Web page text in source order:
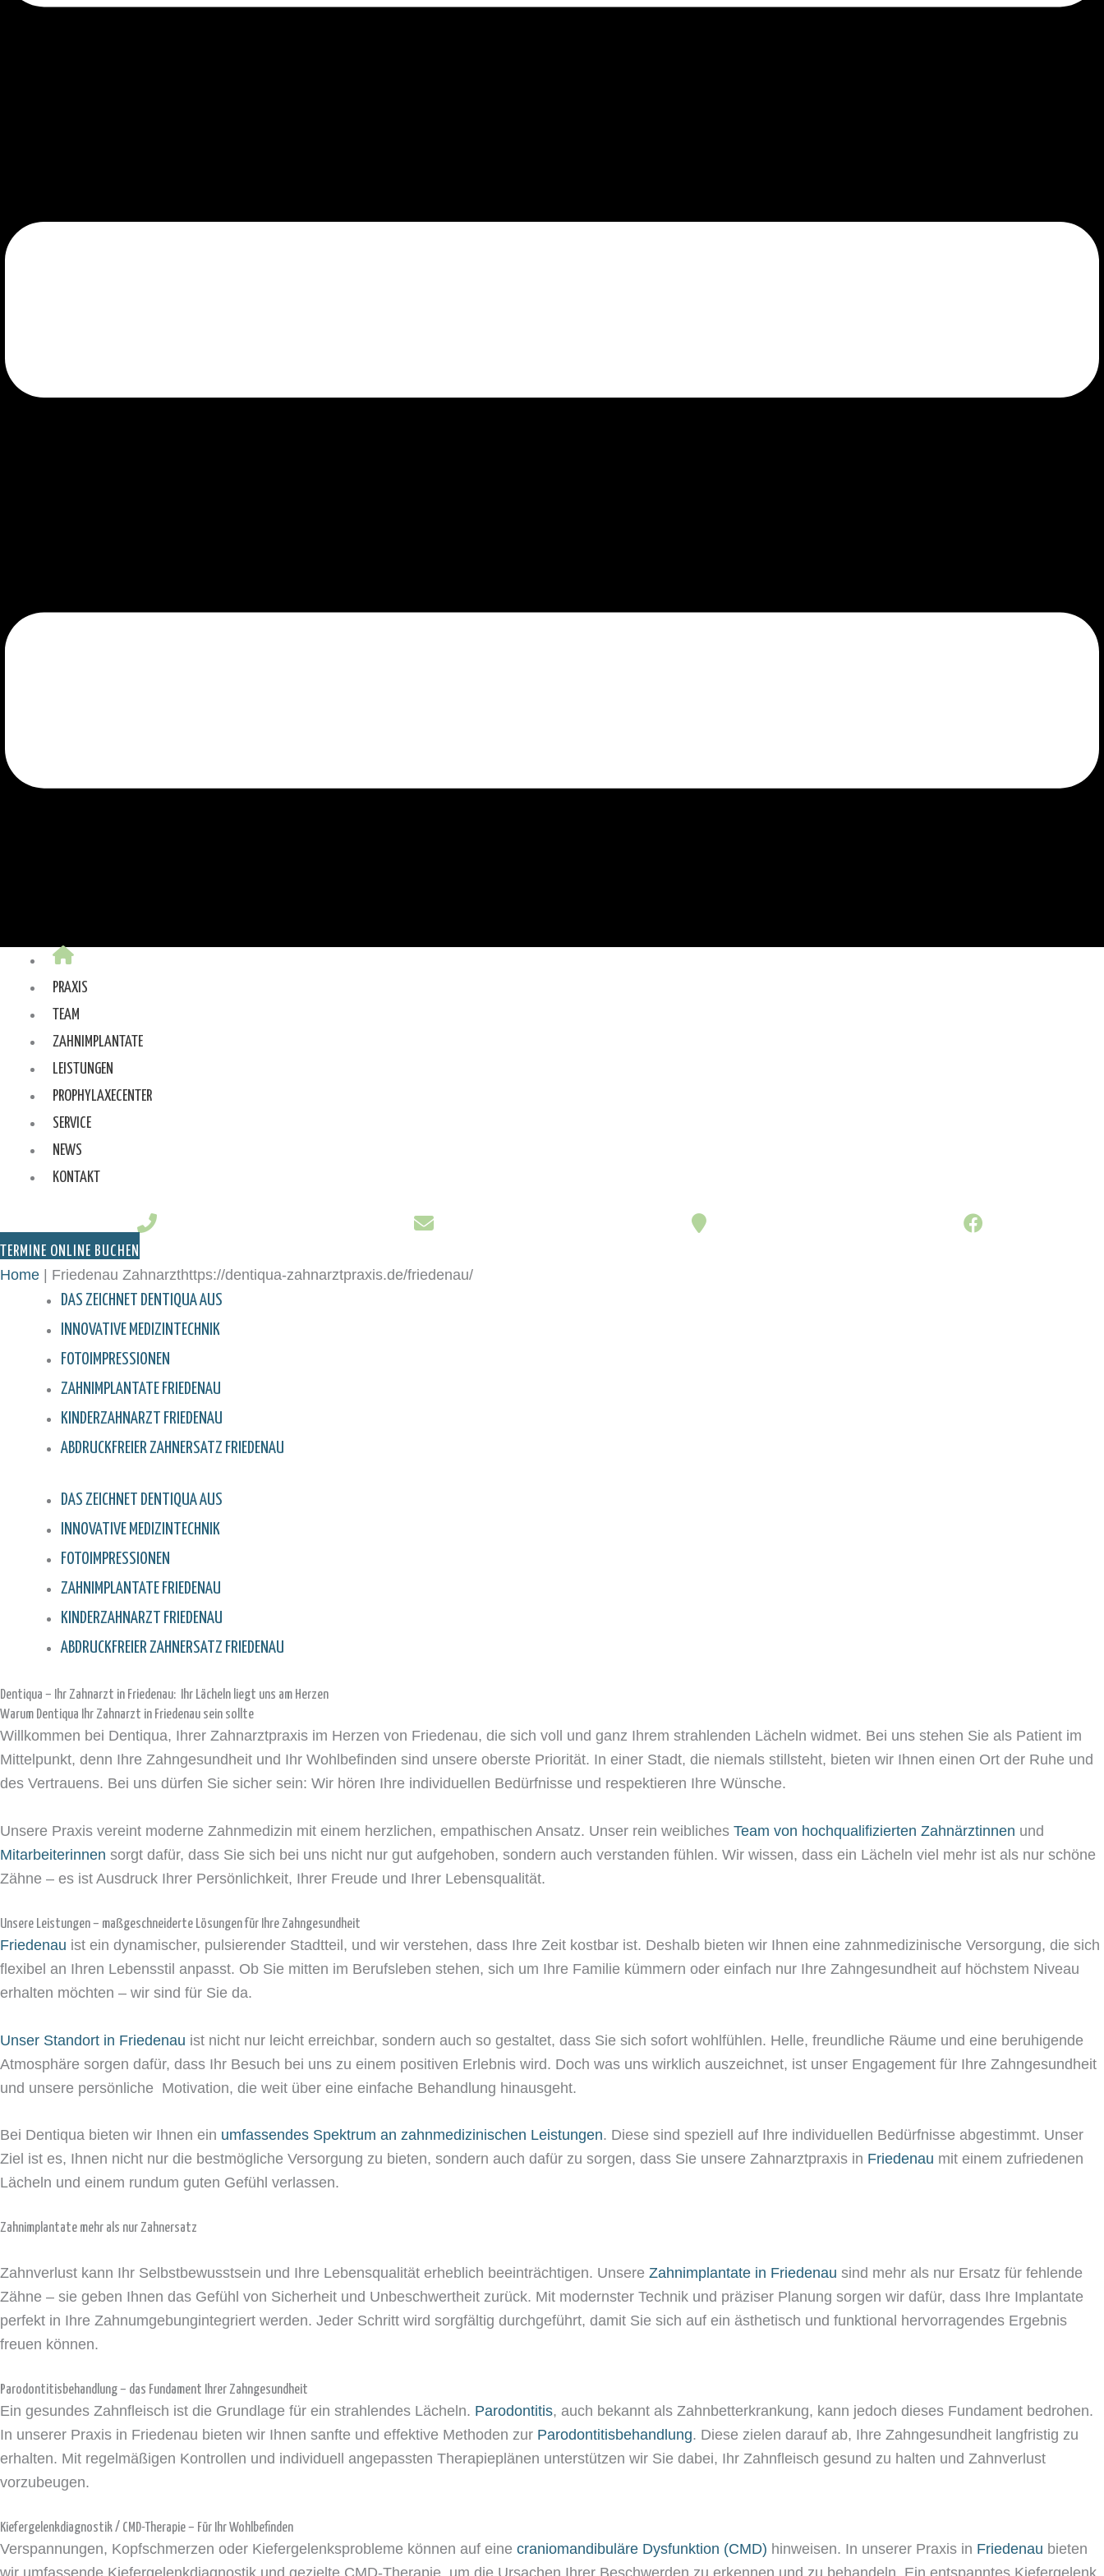
PRAXIS
TEAM
ZAHNIMPLANTATE
LEISTUNGEN
PROPHYLAXECENTER
SERVICE
NEWS
KONTAKT
TERMINE ONLINE BUCHEN
Home
Friedenau Zahnarzthttps://dentiqua-zahnarztpraxis.de/friedenau/
DAS ZEICHNET DENTIQUA AUS
INNOVATIVE MEDIZINTECHNIK
FOTOIMPRESSIONEN
ZAHNIMPLANTATE FRIEDENAU
KINDERZAHNARZT FRIEDENAU
ABDRUCKFREIER ZAHNERSATZ FRIEDENAU
DAS ZEICHNET DENTIQUA AUS
INNOVATIVE MEDIZINTECHNIK
FOTOIMPRESSIONEN
ZAHNIMPLANTATE FRIEDENAU
KINDERZAHNARZT FRIEDENAU
ABDRUCKFREIER ZAHNERSATZ FRIEDENAU
Dentiqua – Ihr Zahnarzt in Friedenau: Ihr Lächeln liegt uns am Herzen
Warum Dentiqua Ihr Zahnarzt in Friedenau sein sollte
Willkommen bei Dentiqua, Ihrer Zahnarztpraxis im Herzen von Friedenau, die sich voll und ganz Ihrem strahlenden Lächeln widmet. Bei uns stehen Sie als Patient im
Mittelpunkt, denn Ihre Zahngesundheit und Ihr Wohlbefinden sind unsere oberste Priorität. In einer Stadt, die niemals stillsteht, bieten wir Ihnen einen Ort der Ruhe und
des Vertrauens. Bei uns dürfen Sie sicher sein: Wir hören Ihre individuellen Bedürfnisse und respektieren Ihre Wünsche.
Unsere Praxis vereint moderne Zahnmedizin mit einem herzlichen, empathischen Ansatz. Unser rein weibliches Team von hochqualifizierten Zahnärztinnen und
Mitarbeiterinnen sorgt dafür, dass Sie sich bei uns nicht nur gut aufgehoben, sondern auch verstanden fühlen. Wir wissen, dass ein Lächeln viel mehr ist als nur schöne
Zähne – es ist Ausdruck Ihrer Persönlichkeit, Ihrer Freude und Ihrer Lebensqualität.
Unsere Leistungen – maßgeschneiderte Lösungen für Ihre Zahngesundheit
Friedenau ist ein dynamischer, pulsierender Stadtteil, und wir verstehen, dass Ihre Zeit kostbar ist. Deshalb bieten wir Ihnen eine zahnmedizinische Versorgung, die sich
flexibel an Ihren Lebensstil anpasst. Ob Sie mitten im Berufsleben stehen, sich um Ihre Familie kümmern oder einfach nur Ihre Zahngesundheit auf höchstem Niveau
erhalten möchten – wir sind für Sie da.
Unser Standort in Friedenau ist nicht nur leicht erreichbar, sondern auch so gestaltet, dass Sie sich sofort wohlfühlen. Helle, freundliche Räume und eine beruhigende
Atmosphäre sorgen dafür, dass Ihr Besuch bei uns zu einem positiven Erlebnis wird. Doch was uns wirklich auszeichnet, ist unser Engagement für Ihre Zahngesundheit
und unsere persönliche Motivation, die weit über eine einfache Behandlung hinausgeht.
Bei Dentiqua bieten wir Ihnen ein umfassendes Spektrum an zahnmedizinischen Leistungen. Diese sind speziell auf Ihre individuellen Bedürfnisse abgestimmt. Unser
Ziel ist es, Ihnen nicht nur die bestmögliche Versorgung zu bieten, sondern auch dafür zu sorgen, dass Sie unsere Zahnarztpraxis in Friedenau mit einem zufriedenen
Lächeln und einem rundum guten Gefühl verlassen.
Zahnimplantate mehr als nur Zahnersatz
Zahnverlust kann Ihr Selbstbewusstsein und Ihre Lebensqualität erheblich beeinträchtigen. Unsere Zahnimplantate in Friedenau sind mehr als nur Ersatz für fehlende
Zähne – sie geben Ihnen das Gefühl von Sicherheit und Unbeschwertheit zurück. Mit modernster Technik und präziser Planung sorgen wir dafür, dass Ihre Implantate
perfekt in Ihre Zahnumgebungintegriert werden. Jeder Schritt wird sorgfältig durchgeführt, damit Sie sich auf ein ästhetisch und funktional hervorragendes Ergebnis
freuen können.
Parodontitisbehandlung – das Fundament Ihrer Zahngesundheit
Ein gesundes Zahnfleisch ist die Grundlage für ein strahlendes Lächeln. Parodontitis, auch bekannt als Zahnbetterkrankung, kann jedoch dieses Fundament bedrohen.
In unserer Praxis in Friedenau bieten wir Ihnen sanfte und effektive Methoden zur Parodontitisbehandlung. Diese zielen darauf ab, Ihre Zahngesundheit langfristig zu
erhalten. Mit regelmäßigen Kontrollen und individuell angepassten Therapieplänen unterstützen wir Sie dabei, Ihr Zahnfleisch gesund zu halten und Zahnverlust
vorzubeugen.
Kiefergelenkdiagnostik / CMD-Therapie – Für Ihr Wohlbefinden
Verspannungen, Kopfschmerzen oder Kiefergelenksprobleme können auf eine craniomandibuläre Dysfunktion (CMD) hinweisen. In unserer Praxis in Friedenau bieten
wir umfassende Kiefergelenkdiagnostik und gezielte CMD-Therapie, um die Ursachen Ihrer Beschwerden zu erkennen und zu behandeln. Ein entspanntes Kiefergelenk